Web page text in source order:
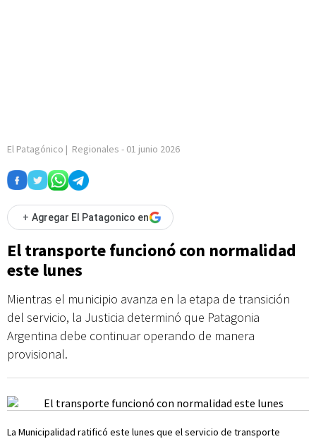
El Patagónico | Regionales - 01 junio 2026
+ Agregar El Patagonico en
El transporte funcionó con normalidad
este lunes
Mientras el municipio avanza en la etapa de transición
del servicio, la Justicia determinó que Patagonia
Argentina debe continuar operando de manera
provisional.
La Municipalidad ratificó este lunes que el servicio de transporte